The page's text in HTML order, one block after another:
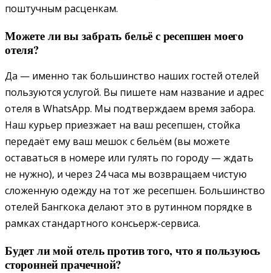
поштучным расценкам.
Можете ли вы забрать бельё с ресепшен моего
отеля?
Да — именно так большинство наших гостей отелей
пользуются услугой. Вы пишете нам название и адрес
отеля в WhatsApp. Мы подтверждаем время забора.
Наш курьер приезжает на ваш ресепшен, стойка
передаёт ему ваш мешок с бельём (вы можете
оставаться в номере или гулять по городу — ждать
не нужно), и через 24 часа мы возвращаем чистую
сложенную одежду на тот же ресепшен. Большинство
отелей Бангкока делают это в рутинном порядке в
рамках стандартного консьерж-сервиса.
Будет ли мой отель против того, что я пользуюсь
сторонней прачечной?